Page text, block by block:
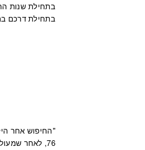
בתחילת שנות
בתחילת דרכם
"החיפוש אחר
76, לאחר